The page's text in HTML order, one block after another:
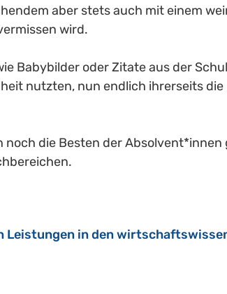
aber stets auch mit einem
wird.
Babybilder oder Zitate aus der
nutzten, nun endlich ihrerseits
noch die Besten der Absolvent*innen
Leistungen in den